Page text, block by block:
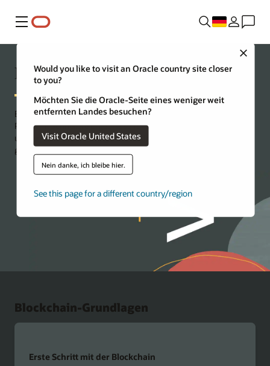
Menü
Would you like to visit an Oracle country site closer
to you?
Möchten Sie die Oracle-Seite eines weniger weit
entfernten Landes besuchen?
Visit Oracle United States
Nein danke, ich bleibe hier.
See this page for a different country/region
Erste Schritte mit Blockchain
Entwickeln Sie DApps auf Oracle Fusion Cloud Blockchain
Platform. Schnellere Ergebnisse für schnelle Experimente liefern
und ein vertrauenswürdiges Blockchain-Netzwerk für
geschäftskritische Bereitstellungen nutzen.
Blockchain-Grundlagen
Erste Schritt mit der Blockchain